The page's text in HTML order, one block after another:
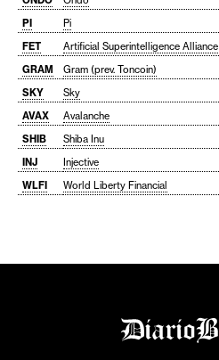
PI
Pi
FET
Artificial Superintelligence Alliance
GRAM
Gram (prev. Toncoin)
SKY
Sky
AVAX
Avalanche
SHIB
Shiba Inu
INJ
Injective
WLFI
World Liberty Financial